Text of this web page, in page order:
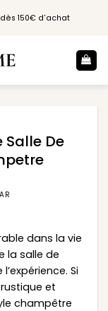
150€ d'achat
De
dans la vie
la salle de
Si
et
champêtre